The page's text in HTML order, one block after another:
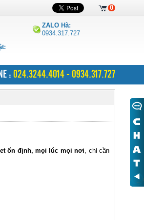
ZALO Hà:
0934.317.727
: 024.3244.4014 - 0934.317.727
ổn định, mọi lúc mọi nơi, chỉ cần
0